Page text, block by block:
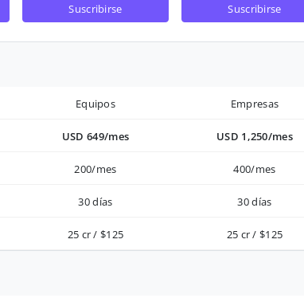
suscribirse suscribirse
Equipos Empresas
USD 649/mes USD 1,250/mes
200/mes 400/mes
30 días 30 días
25 cr / $125 25 cr / $125